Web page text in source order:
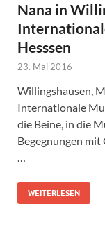
Nana in
Hesssen
23. Mai 2016
Willingshausen,
Internationale
die Beine, in die
Begegnungen mit
…
WEITERLESEN